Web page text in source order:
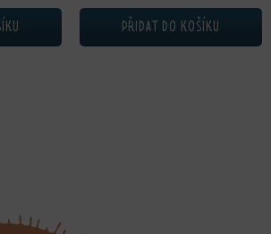
PŘIDAT DO KOŠÍKU